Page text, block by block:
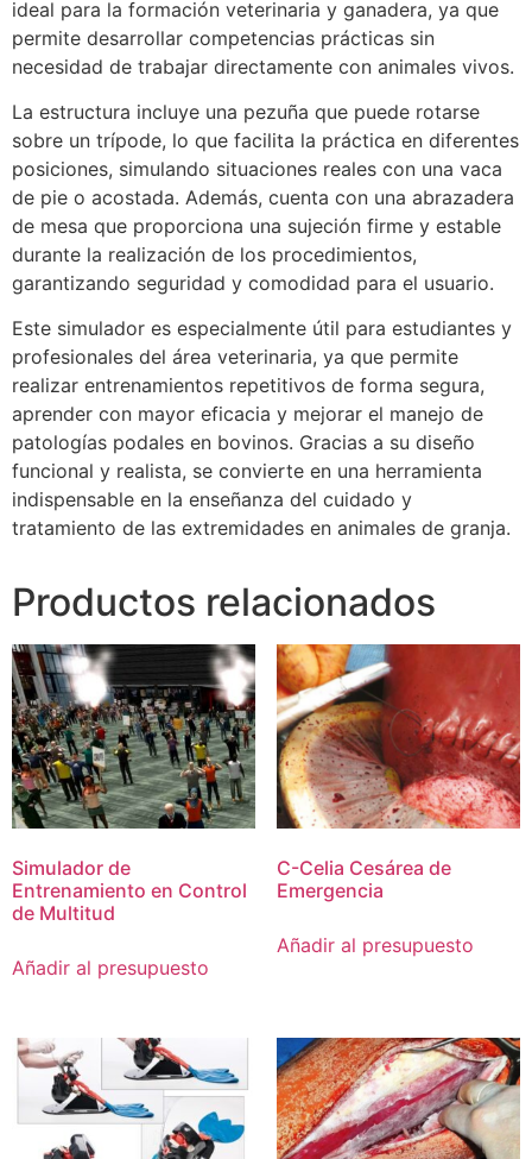
ideal para la formación veterinaria y ganadera, ya que
permite desarrollar competencias prácticas sin
necesidad de trabajar directamente con animales vivos.
La estructura incluye una pezuña que puede rotarse
sobre un trípode, lo que facilita la práctica en diferentes
posiciones, simulando situaciones reales con una vaca
de pie o acostada. Además, cuenta con una abrazadera
de mesa que proporciona una sujeción firme y estable
durante la realización de los procedimientos,
garantizando seguridad y comodidad para el usuario.
Este simulador es especialmente útil para estudiantes y
profesionales del área veterinaria, ya que permite
realizar entrenamientos repetitivos de forma segura,
aprender con mayor eficacia y mejorar el manejo de
patologías podales en bovinos. Gracias a su diseño
funcional y realista, se convierte en una herramienta
indispensable en la enseñanza del cuidado y
tratamiento de las extremidades en animales de granja.
Productos relacionados
Simulador de
Entrenamiento en Control
de Multitud
Añadir al presupuesto
C-Celia Cesárea de
Emergencia
Añadir al presupuesto